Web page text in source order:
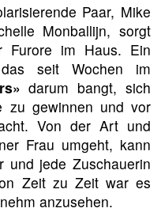
Paar, Mike
Monballijn, sorgt
Furore im Haus. Ein
das seit Wochen im
darum bangt, sich
zu gewinnen und vor
Von der Art und
Frau umgeht, kann
und jede Zuschauerin
Zeit zu Zeit war es
anzusehen.